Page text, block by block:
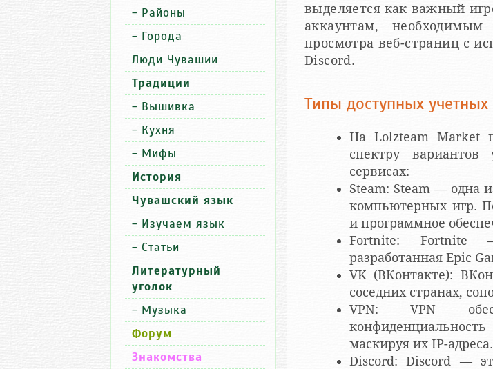
выделяется как важный
аккаунтам,
просмотра веб-страниц с
Discord.
Типы доступных учетных
На Lolzteam Market
спектру
сервисах:
Steam: Steam — одна
компьютерных игр.
и программное
Fortnite: Fortnite
разработанная Epic
VK (ВКонтакте):
соседних странах,
VPN: VPN
маскируя их IP-адреса.
Discord: Discord —
- Районы
- Города
Люди Чувашии
Традиции
- Вышивка
- Кухня
- Мифы
История
Чувашский язык
- Изучаем язык
- Статьи
Литературный
уголок
- Музыка
Форум
Знакомства